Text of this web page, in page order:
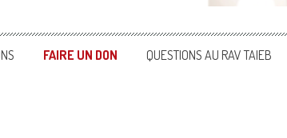
FAIRE UN DON QUESTIONS AU RAV TAIEB